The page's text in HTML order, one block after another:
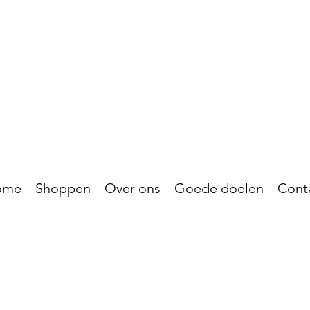
Shoppen Over ons Goede doelen